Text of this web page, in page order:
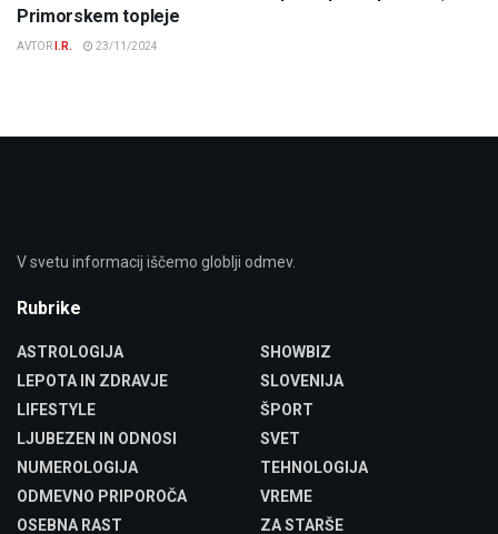
Primorskem topleje
AVTOR I.R. 23/11/2024
V svetu informacij iščemo globlji odmev.
Rubrike
ASTROLOGIJA
LEPOTA IN ZDRAVJE
LIFESTYLE
LJUBEZEN IN ODNOSI
NUMEROLOGIJA
ODMEVNO PRIPOROČA
OSEBNA RAST
SHOWBIZ
SLOVENIJA
ŠPORT
SVET
TEHNOLOGIJA
VREME
ZA STARŠE